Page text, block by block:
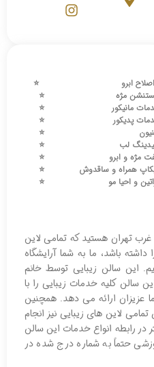
اصلاح ابرو
⭐️
مژه
⭐️
مانیکور
⭐️
پدیکور
⭐️
⭐️
لب
⭐️
مژه و ابرو
⭐️
همراه و ساقدوش
⭐️
و احیا مو
⭐️
غرب تهران هستید که تمامی لاین
باشد، ما به شما آرایشگاه
این سالن زیبایی توسط خانم
کلیه خدمات زیبایی را با
عزیزان ارائه می دهد. همچنین
لاین های زیبایی نیز انجام
رابطه انواع خدمات این سالن
حتماً به شماره درج شده در